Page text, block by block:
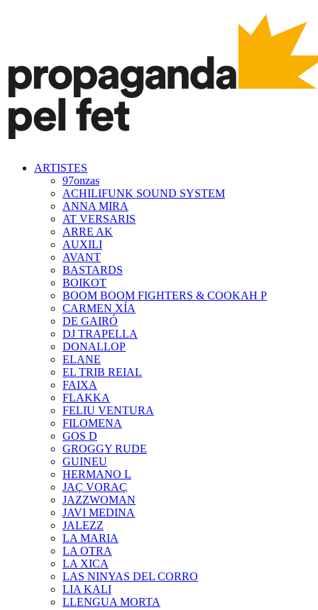
ARTISTES
97onzas
ACHILIFUNK SOUND SYSTEM
ANNA MIRA
AT VERSARIS
ARRE AK
AUXILI
AVANT
BASTARDS
BOIKOT
BOOM BOOM FIGHTERS & COOKAH P
CARMEN XÍA
DE GAIRÓ
DJ TRAPELLA
DONALLOP
ELANE
EL TRIB REIAL
FAIXA
FLAKKA
FELIU VENTURA
FILOMENA
GOS D
GROGGY RUDE
GUINEU
HERMANO L
JAÇ VORAÇ
JAZZWOMAN
JAVI MEDINA
JALEZZ
LA MARIA
LA OTRA
LA XICA
LAS NINYAS DEL CORRO
LIA KALI
LLENGUA MORTA